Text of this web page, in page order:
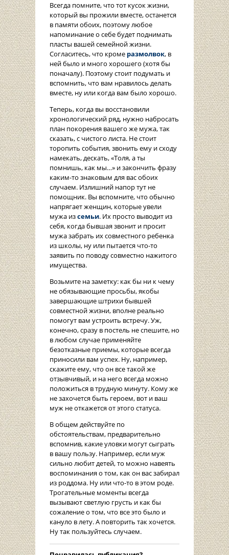
Всегда помните, что тот кусок жизни,
который вы прожили вместе, останется
в памяти обоих, поэтому любое
напоминание о себе будет поднимать
пласты вашей семейной жизни.
Согласитесь, что кроме размолвок, в
ней было и много хорошего (хотя бы
поначалу). Поэтому стоит подумать и
вспомнить, что вам нравилось делать
вместе, ну или когда вам было хорошо.
Теперь, когда вы восстановили
хронологический ряд, нужно набросать
план покорения вашего же мужа, так
сказать, с чистого листа. Не стоит
торопить события, звонить ему и сходу
намекать, дескать, «Толя, а ты
помнишь, как мы…» и закончить фразу
каким-то знаковым для вас обоих
случаем. Излишний напор тут не
помощник. Вы вспомните, что обычно
напрягает женщин, которые увели
мужа изсемьи. Их просто выводит из
себя, когда бывшая звонит и просит
мужа забрать их совместного ребенка
из школы, ну или пытается что-то
заявить по поводу совместно нажитого
имущества.
Возьмите на заметку: как бы ни к чему
не обязывающие просьбы, якобы
завершающие штрихи бывшей
совместной жизни, вполне реально
помогут вам устроить встречу. Уж,
конечно, сразу в постель не спешите, но
в любом случае применяйте
безотказные приемы, которые всегда
приносили вам успех. Ну, например,
скажите ему, что он все такой же
отзывчивый, и на него всегда можно
положиться в трудную минуту. Кому же
не захочется быть героем, вот и ваш
муж не откажется от этого статуса.
В общем действуйте по
обстоятельствам, предварительно
вспомнив, какие уловки могут сыграть
в вашу пользу. Например, если муж
сильно любит детей, то можно навеять
воспоминания о том, как он вас забирал
из роддома. Ну или что-то в этом роде.
Трогательные моменты всегда
вызывают светлую грусть и как бы
сожаление о том, что все это было и
кануло в лету. А повторить так хочется.
Ну так пользуйтесь случаем.